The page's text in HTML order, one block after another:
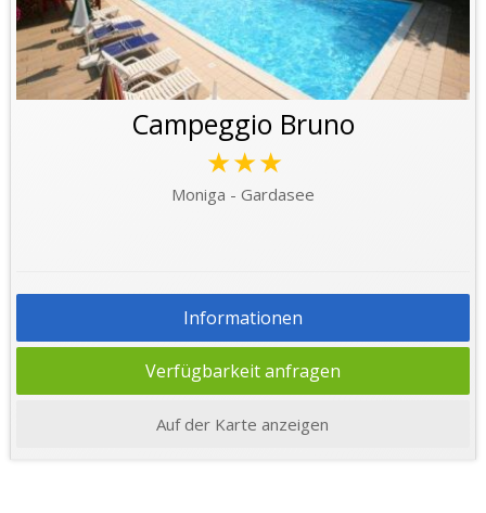
Campeggio Bruno
★★★
Moniga - Gardasee
Informationen
Verfügbarkeit anfragen
Auf der Karte anzeigen